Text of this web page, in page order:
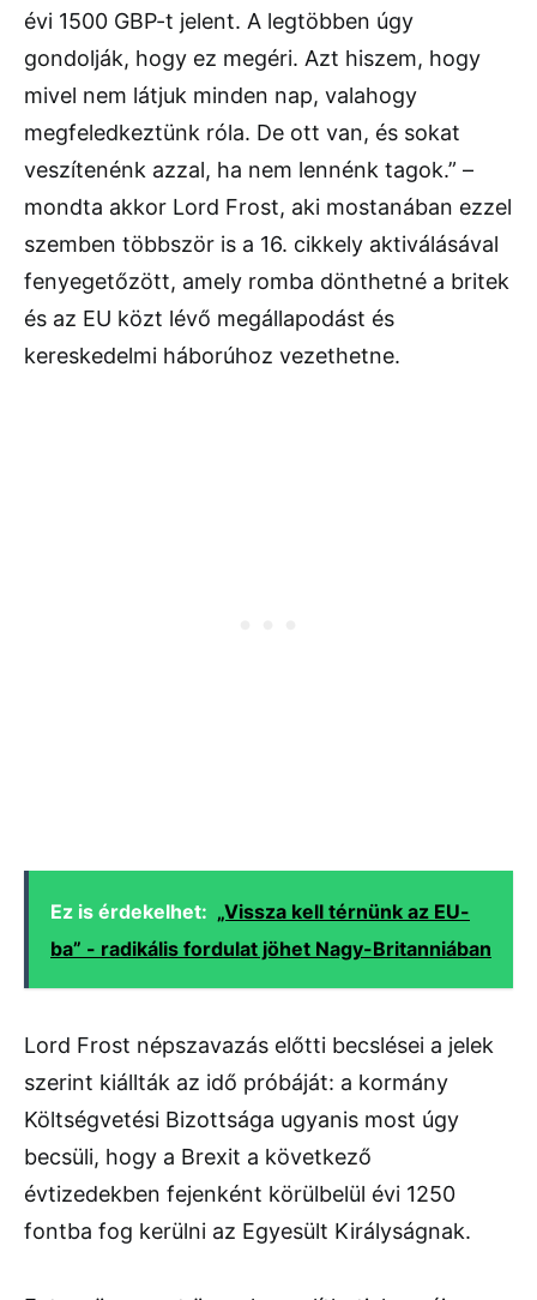
évi 1500 GBP-t jelent. A legtöbben úgy
gondolják, hogy ez megéri. Azt hiszem, hogy
mivel nem látjuk minden nap, valahogy
megfeledkeztünk róla. De ott van, és sokat
veszítenénk azzal, ha nem lennénk tagok.” –
mondta akkor Lord Frost, aki mostanában ezzel
szemben többször is a 16. cikkely aktiválásával
fenyegetőzött, amely romba dönthetné a britek
és az EU közt lévő megállapodást és
kereskedelmi háborúhoz vezethetne.
Ez is érdekelhet: „Vissza kell térnünk az EU-
ba” - radikális fordulat jöhet Nagy-Britanniában
Lord Frost népszavazás előtti becslései a jelek
szerint kiállták az idő próbáját: a kormány
Költségvetési Bizottsága ugyanis most úgy
becsüli, hogy a Brexit a következő
évtizedekben fejenként körülbelül évi 1250
fontba fog kerülni az Egyesült Királyságnak.